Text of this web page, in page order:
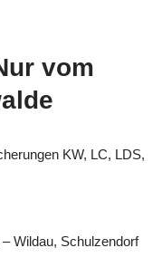
vom
KW, LC, LDS,
Wildau, Schulzendorf